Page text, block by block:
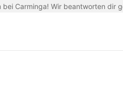
bei Carminga! Wir beantworten dir